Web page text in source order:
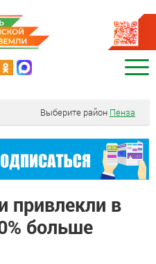
Выберите район Пенза
привлекли в
больше